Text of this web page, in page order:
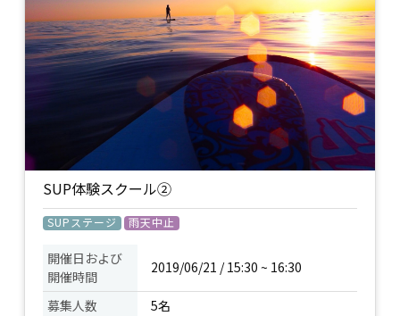
持ち物
え /
備考
小雨決行、強風の場合は開催中止。
催行決定は当日の朝9時時点での風予報
により決定。
SUP体験スクール②
SUPステージ 雨天中止
開催日および
開催時間
2019/06/21 / 15:30 ~ 16:30
募集人数
5名